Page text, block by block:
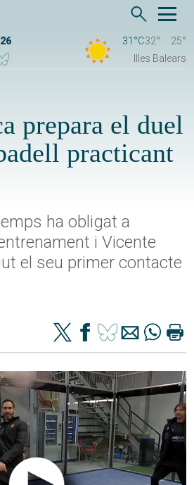
31°C32°
25°
Illes Balears
prepara el duel
practicant
ha obligat a
i Vicente
el seu primer contacte